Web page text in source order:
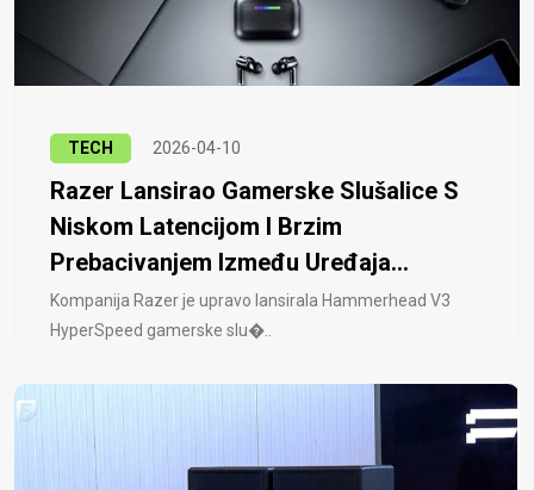
TECH 2026-04-10
Razer Lansirao Gamerske Slušalice S
Niskom Latencijom I Brzim
Prebacivanjem Između Uređaja...
Kompanija Razer je upravo lansirala Hammerhead V3
HyperSpeed ​​gamerske slu�..